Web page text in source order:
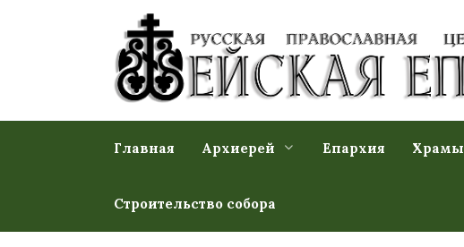
Главная Архиерей Епархия Храмы
Строительство собора